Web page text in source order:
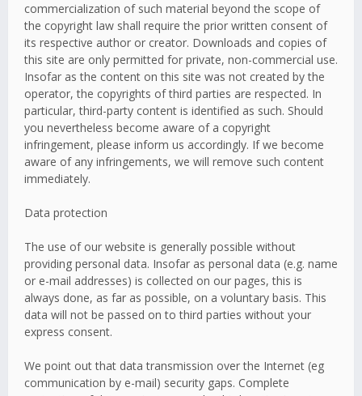
commercialization of such material beyond the scope of
the copyright law shall require the prior written consent of
its respective author or creator. Downloads and copies of
this site are only permitted for private, non-commercial use.
Insofar as the content on this site was not created by the
operator, the copyrights of third parties are respected. In
particular, third-party content is identified as such. Should
you nevertheless become aware of a copyright
infringement, please inform us accordingly. If we become
aware of any infringements, we will remove such content
immediately.
Data protection
The use of our website is generally possible without
providing personal data. Insofar as personal data (e.g. name
or e-mail addresses) is collected on our pages, this is
always done, as far as possible, on a voluntary basis. This
data will not be passed on to third parties without your
express consent.
We point out that data transmission over the Internet (eg
communication by e-mail) security gaps. Complete